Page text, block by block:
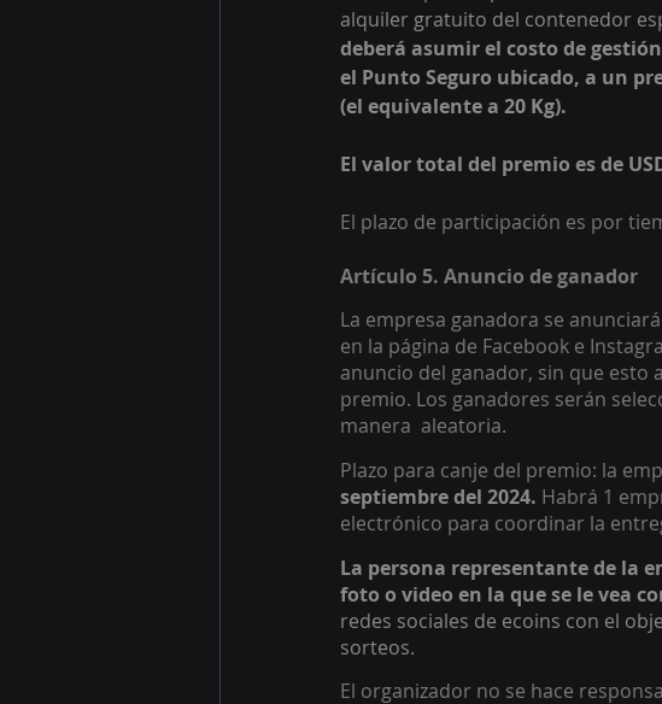
alquiler gratuito del contenedor
deberá asumir el costo de
el Punto Seguro ubicado, a un
(el equivalente a 20 Kg).
El valor total del premio es de
El plazo de participación es por
Artículo 5. Anuncio de ganador
La empresa ganadora se
en la página de Facebook e
anuncio del ganador, sin que esto
premio. Los ganadores serán
manera  aleatoria.
Plazo para canje del premio: la
septiembre del 2024. Habrá 1
electrónico para coordinar la
La persona representante de la
foto o video en la que se le vea
redes sociales de ecoins con el
sorteos.
El organizador no se hace